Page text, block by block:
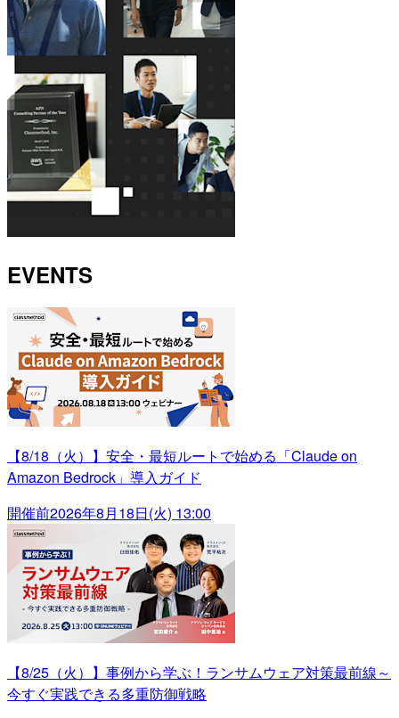
EVENTS
【8/18（火）】安全・最短ルートで始める「Claude on
Amazon Bedrock」導入ガイド
開催前2026年8月18日(火) 13:00
【8/25（火）】事例から学ぶ！ランサムウェア対策最前線～
今すぐ実践できる多重防御戦略